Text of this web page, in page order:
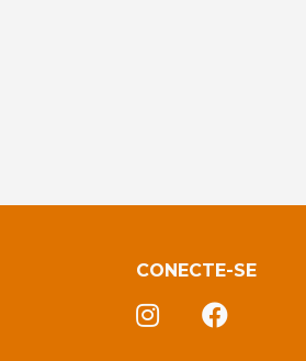
CONECTE-SE